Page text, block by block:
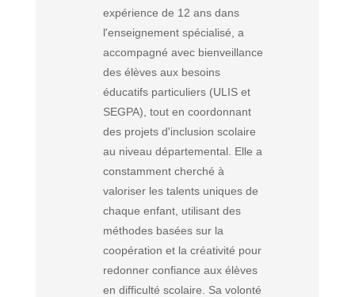
expérience de 12 ans dans
l'enseignement spécialisé, a
accompagné avec bienveillance
des élèves aux besoins
éducatifs particuliers (ULIS et
SEGPA), tout en coordonnant
des projets d'inclusion scolaire
au niveau départemental. Elle a
constamment cherché à
valoriser les talents uniques de
chaque enfant, utilisant des
méthodes basées sur la
coopération et la créativité pour
redonner confiance aux élèves
en difficulté scolaire. Sa volonté